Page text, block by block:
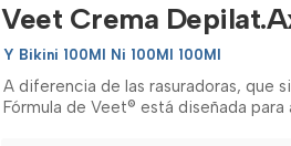
Veet Crema
Y Bikini 100Ml Ni 100Ml 100Ml
A diferencia de las rasuradoras, que
Fórmula de Veet® está diseñada